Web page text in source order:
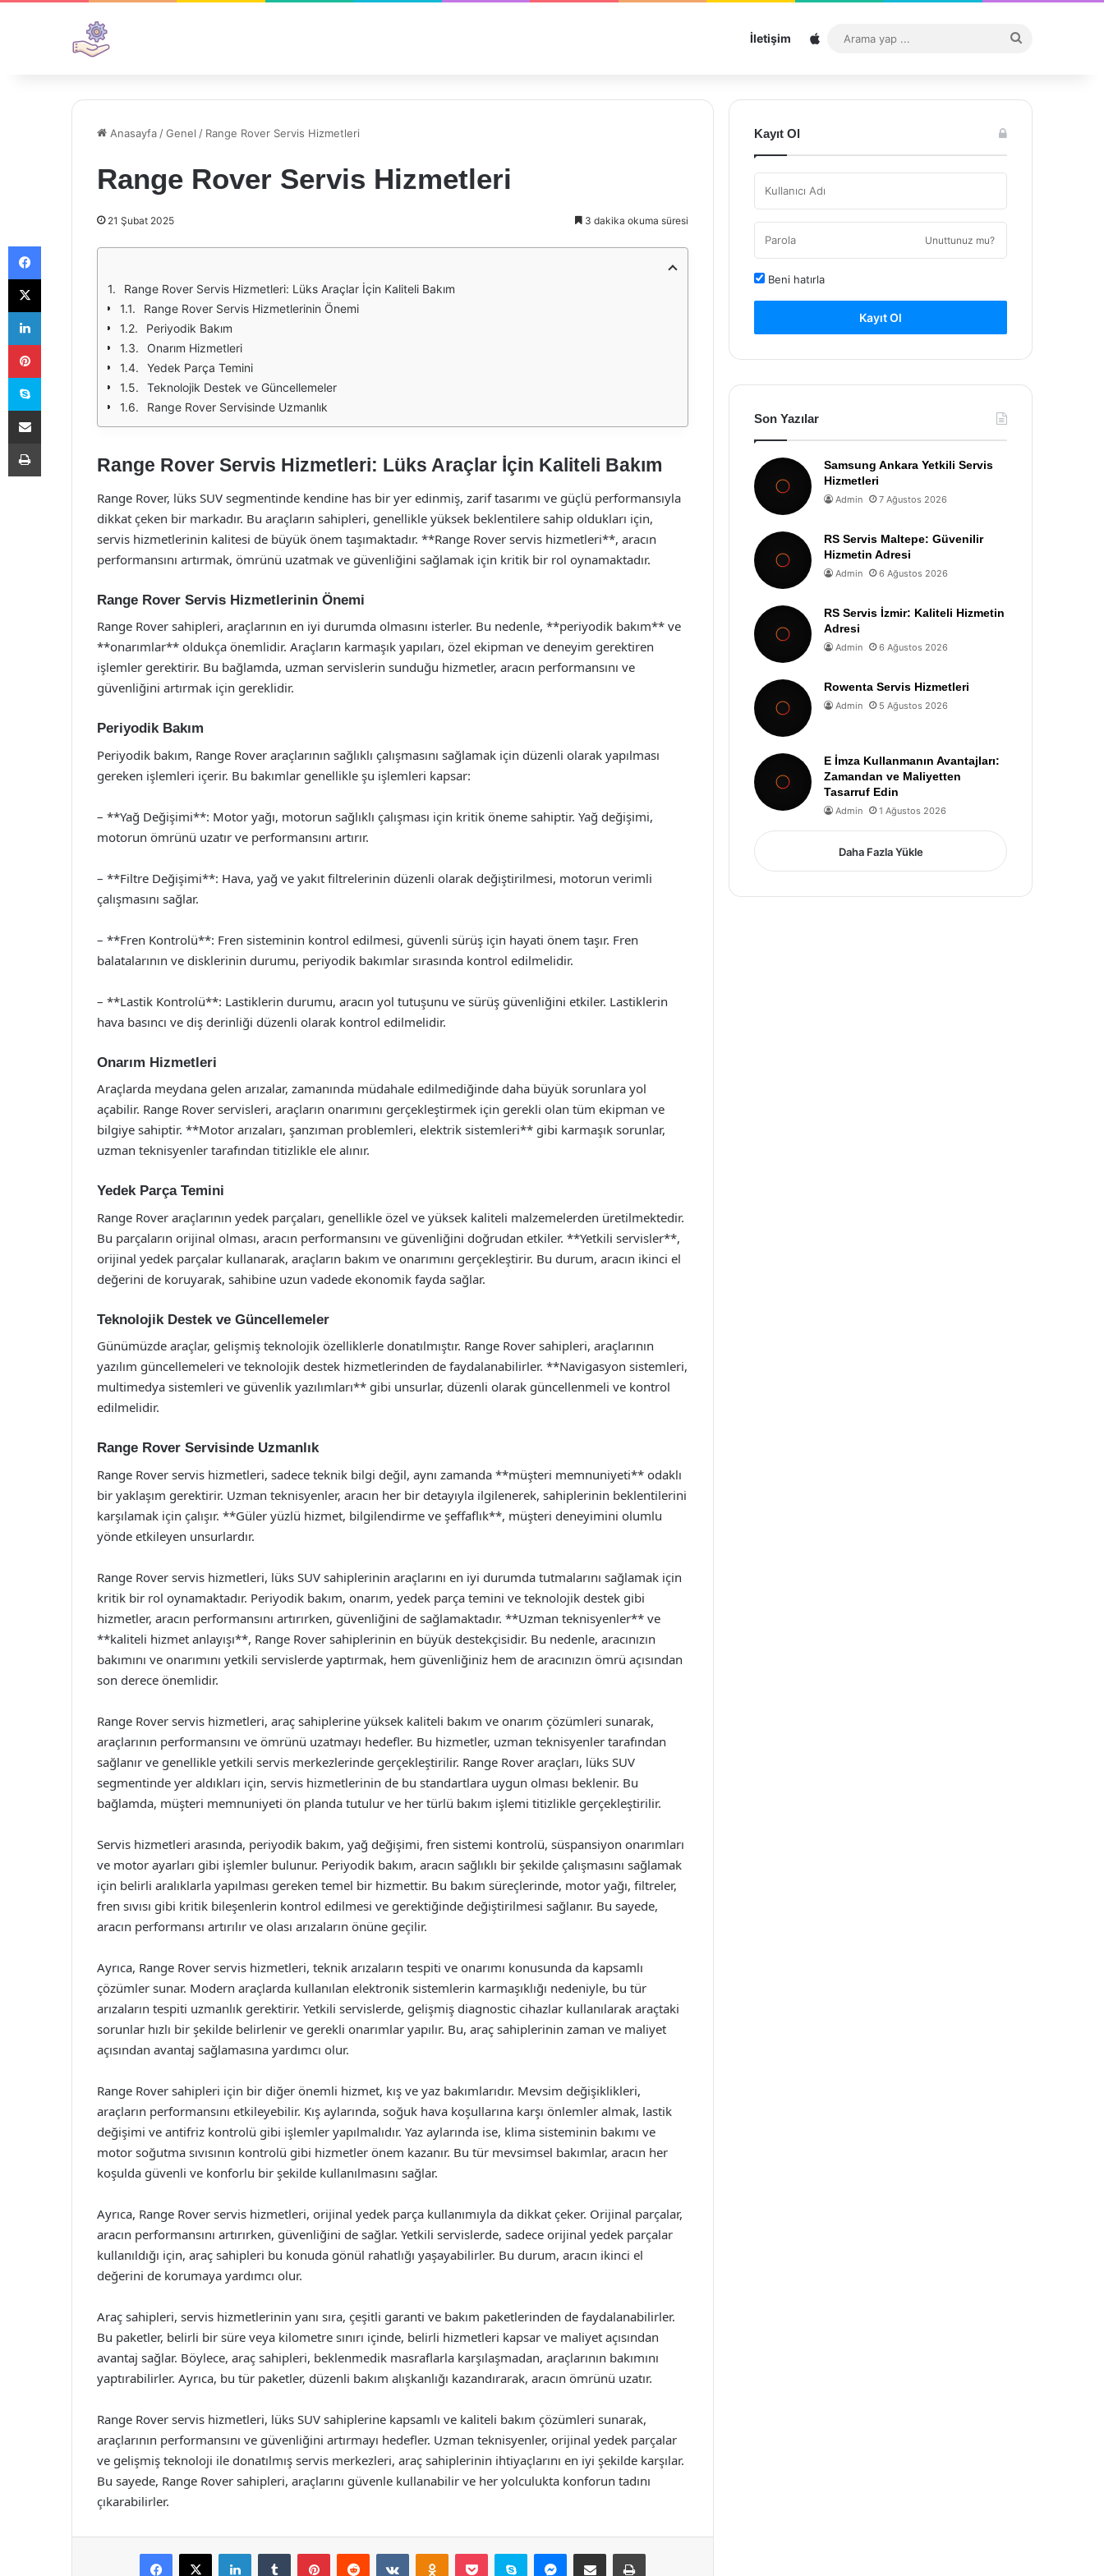
İletişim Sitemap
...
Anasayfa /Genel / Range Rover Servis Hizmetleri
Range Rover Servis Hizmetleri
21 Şubat 2025 3 dakika okuma süresi
Range Rover Servis Hizmetleri: Lüks Araçlar İçin Kaliteli Bakım
Range Rover Servis Hizmetlerinin Önemi
Periyodik Bakım
Onarım Hizmetleri
Yedek Parça Temini
Teknolojik Destek ve Güncellemeler
Range Rover Servisinde Uzmanlık
Range Rover Servis Hizmetleri: Lüks Araçlar İçin Kaliteli Bakım
Range Rover, lüks SUV segmentinde kendine has bir yer edinmiş, zarif tasarımı ve güçlü performansıyla
dikkat çeken bir markadır. Bu araçların sahipleri, genellikle yüksek beklentilere sahip oldukları için,
servis hizmetlerinin kalitesi de büyük önem taşımaktadır. **Range Rover servis hizmetleri**, aracın
performansını artırmak, ömrünü uzatmak ve güvenliğini sağlamak için kritik bir rol oynamaktadır.
Range Rover Servis Hizmetlerinin Önemi
Range Rover sahipleri, araçlarının en iyi durumda olmasını isterler. Bu nedenle, **periyodik bakım** ve
**onarımlar** oldukça önemlidir. Araçların karmaşık yapıları, özel ekipman ve deneyim gerektiren
işlemler gerektirir. Bu bağlamda, uzman servislerin sunduğu hizmetler, aracın performansını ve
güvenliğini artırmak için gereklidir.
Periyodik Bakım
Periyodik bakım, Range Rover araçlarının sağlıklı çalışmasını sağlamak için düzenli olarak yapılması
gereken işlemleri içerir. Bu bakımlar genellikle şu işlemleri kapsar:
– **Yağ Değişimi**: Motor yağı, motorun sağlıklı çalışması için kritik öneme sahiptir. Yağ değişimi,
motorun ömrünü uzatır ve performansını artırır.
– **Filtre Değişimi**: Hava, yağ ve yakıt filtrelerinin düzenli olarak değiştirilmesi, motorun verimli
çalışmasını sağlar.
– **Fren Kontrolü**: Fren sisteminin kontrol edilmesi, güvenli sürüş için hayati önem taşır. Fren
balatalarının ve disklerinin durumu, periyodik bakımlar sırasında kontrol edilmelidir.
– **Lastik Kontrolü**: Lastiklerin durumu, aracın yol tutuşunu ve sürüş güvenliğini etkiler. Lastiklerin
hava basıncı ve diş derinliği düzenli olarak kontrol edilmelidir.
Onarım Hizmetleri
Araçlarda meydana gelen arızalar, zamanında müdahale edilmediğinde daha büyük sorunlara yol
açabilir. Range Rover servisleri, araçların onarımını gerçekleştirmek için gerekli olan tüm ekipman ve
bilgiye sahiptir. **Motor arızaları, şanzıman problemleri, elektrik sistemleri** gibi karmaşık sorunlar,
uzman teknisyenler tarafından titizlikle ele alınır.
Yedek Parça Temini
Range Rover araçlarının yedek parçaları, genellikle özel ve yüksek kaliteli malzemelerden üretilmektedir.
Bu parçaların orijinal olması, aracın performansını ve güvenliğini doğrudan etkiler. **Yetkili servisler**,
orijinal yedek parçalar kullanarak, araçların bakım ve onarımını gerçekleştirir. Bu durum, aracın ikinci el
değerini de koruyarak, sahibine uzun vadede ekonomik fayda sağlar.
Teknolojik Destek ve Güncellemeler
Günümüzde araçlar, gelişmiş teknolojik özelliklerle donatılmıştır. Range Rover sahipleri, araçlarının
yazılım güncellemeleri ve teknolojik destek hizmetlerinden de faydalanabilirler. **Navigasyon sistemleri,
multimedya sistemleri ve güvenlik yazılımları** gibi unsurlar, düzenli olarak güncellenmeli ve kontrol
edilmelidir.
Range Rover Servisinde Uzmanlık
Range Rover servis hizmetleri, sadece teknik bilgi değil, aynı zamanda **müşteri memnuniyeti** odaklı
bir yaklaşım gerektirir. Uzman teknisyenler, aracın her bir detayıyla ilgilenerek, sahiplerinin beklentilerini
karşılamak için çalışır. **Güler yüzlü hizmet, bilgilendirme ve şeffaflık**, müşteri deneyimini olumlu
yönde etkileyen unsurlardır.
Range Rover servis hizmetleri, lüks SUV sahiplerinin araçlarını en iyi durumda tutmalarını sağlamak için
kritik bir rol oynamaktadır. Periyodik bakım, onarım, yedek parça temini ve teknolojik destek gibi
hizmetler, aracın performansını artırırken, güvenliğini de sağlamaktadır. **Uzman teknisyenler** ve
**kaliteli hizmet anlayışı**, Range Rover sahiplerinin en büyük destekçisidir. Bu nedenle, aracınızın
bakımını ve onarımını yetkili servislerde yaptırmak, hem güvenliğiniz hem de aracınızın ömrü açısından
son derece önemlidir.
Range Rover servis hizmetleri, araç sahiplerine yüksek kaliteli bakım ve onarım çözümleri sunarak,
araçlarının performansını ve ömrünü uzatmayı hedefler. Bu hizmetler, uzman teknisyenler tarafından
sağlanır ve genellikle yetkili servis merkezlerinde gerçekleştirilir. Range Rover araçları, lüks SUV
segmentinde yer aldıkları için, servis hizmetlerinin de bu standartlara uygun olması beklenir. Bu
bağlamda, müşteri memnuniyeti ön planda tutulur ve her türlü bakım işlemi titizlikle gerçekleştirilir.
Servis hizmetleri arasında, periyodik bakım, yağ değişimi, fren sistemi kontrolü, süspansiyon onarımları
ve motor ayarları gibi işlemler bulunur. Periyodik bakım, aracın sağlıklı bir şekilde çalışmasını sağlamak
için belirli aralıklarla yapılması gereken temel bir hizmettir. Bu bakım süreçlerinde, motor yağı, filtreler,
fren sıvısı gibi kritik bileşenlerin kontrol edilmesi ve gerektiğinde değiştirilmesi sağlanır. Bu sayede,
aracın performansı artırılır ve olası arızaların önüne geçilir.
Ayrıca, Range Rover servis hizmetleri, teknik arızaların tespiti ve onarımı konusunda da kapsamlı
çözümler sunar. Modern araçlarda kullanılan elektronik sistemlerin karmaşıklığı nedeniyle, bu tür
arızaların tespiti uzmanlık gerektirir. Yetkili servislerde, gelişmiş diagnostic cihazlar kullanılarak araçtaki
sorunlar hızlı bir şekilde belirlenir ve gerekli onarımlar yapılır. Bu, araç sahiplerinin zaman ve maliyet
açısından avantaj sağlamasına yardımcı olur.
Range Rover sahipleri için bir diğer önemli hizmet, kış ve yaz bakımlarıdır. Mevsim değişiklikleri,
araçların performansını etkileyebilir. Kış aylarında, soğuk hava koşullarına karşı önlemler almak, lastik
değişimi ve antifriz kontrolü gibi işlemler yapılmalıdır. Yaz aylarında ise, klima sisteminin bakımı ve
motor soğutma sıvısının kontrolü gibi hizmetler önem kazanır. Bu tür mevsimsel bakımlar, aracın her
koşulda güvenli ve konforlu bir şekilde kullanılmasını sağlar.
Ayrıca, Range Rover servis hizmetleri, orijinal yedek parça kullanımıyla da dikkat çeker. Orijinal parçalar,
aracın performansını artırırken, güvenliğini de sağlar. Yetkili servislerde, sadece orijinal yedek parçalar
kullanıldığı için, araç sahipleri bu konuda gönül rahatlığı yaşayabilirler. Bu durum, aracın ikinci el
değerini de korumaya yardımcı olur.
Araç sahipleri, servis hizmetlerinin yanı sıra, çeşitli garanti ve bakım paketlerinden de faydalanabilirler.
Bu paketler, belirli bir süre veya kilometre sınırı içinde, belirli hizmetleri kapsar ve maliyet açısından
avantaj sağlar. Böylece, araç sahipleri, beklenmedik masraflarla karşılaşmadan, araçlarının bakımını
yaptırabilirler. Ayrıca, bu tür paketler, düzenli bakım alışkanlığı kazandırarak, aracın ömrünü uzatır.
Range Rover servis hizmetleri, lüks SUV sahiplerine kapsamlı ve kaliteli bakım çözümleri sunarak,
araçlarının performansını ve güvenliğini artırmayı hedefler. Uzman teknisyenler, orijinal yedek parçalar
ve gelişmiş teknoloji ile donatılmış servis merkezleri, araç sahiplerinin ihtiyaçlarını en iyi şekilde karşılar.
Bu sayede, Range Rover sahipleri, araçlarını güvenle kullanabilir ve her yolculukta konforun tadını
çıkarabilirler.
Facebook
X LinkedInTumblr PinterestReddit VKontakteOdnoklassniki
Pocket Skype Messenger
E-Posta ile paylaş Yazdır
Kayıt Ol
Unuttunuz mu?
Beni hatırla
Kayıt Ol
Son Yazılar
Samsung Ankara Yetkili Servis
Hizmetleri
Admin 7 Ağustos 2026
RS Servis Maltepe: Güvenilir
Hizmetin Adresi
Admin 6 Ağustos 2026
RS Servis İzmir: Kaliteli Hizmetin
Adresi
Admin 6 Ağustos 2026
Rowenta Servis Hizmetleri
Admin 5 Ağustos 2026
E İmza Kullanmanın Avantajları:
Zamandan ve Maliyetten
Tasarruf Edin
Admin 1 Ağustos 2026
Daha Fazla Yükle
Facebook
X
LinkedIn
Pinterest
Skype
E-Posta ile paylaş